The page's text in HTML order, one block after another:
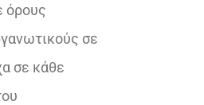
όρους
σε
σε κάθε